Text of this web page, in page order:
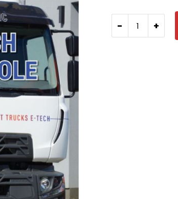
- +